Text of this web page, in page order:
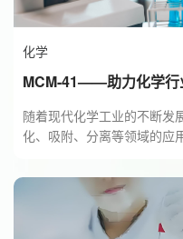
化学
MCM-41——助力化学行
随着现代化学工业的不断发
化、吸附、分离等领域的应